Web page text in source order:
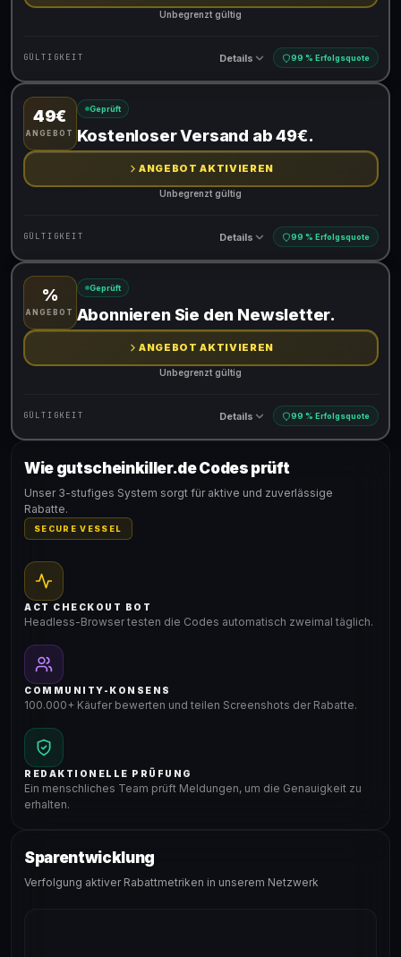
Unbegrenzt gültig
GÜLTIGKEIT Details 99 % Erfolgsquote
Gültig für teilnehmende Produkte
49€
ANGEBOT
Geprüft
Kostenloser Versand ab 49€.
ANGEBOT AKTIVIEREN
Unbegrenzt gültig
GÜLTIGKEIT Details 99 % Erfolgsquote
Gültig für teilnehmende Produkte
%
ANGEBOT
Geprüft
Abonnieren Sie den Newsletter.
ANGEBOT AKTIVIEREN
Unbegrenzt gültig
GÜLTIGKEIT Details 99 % Erfolgsquote
Gültig für teilnehmende Produkte
Wie gutscheinkiller.de Codes prüft
Unser 3-stufiges System sorgt für aktive und zuverlässige
Rabatte.
SECURE VESSEL
ACT CHECKOUT BOT
Headless-Browser testen die Codes automatisch zweimal täglich.
COMMUNITY-KONSENS
100.000+ Käufer bewerten und teilen Screenshots der Rabatte.
REDAKTIONELLE PRÜFUNG
Ein menschliches Team prüft Meldungen, um die Genauigkeit zu
erhalten.
Sparentwicklung
Verfolgung aktiver Rabattmetriken in unserem Netzwerk